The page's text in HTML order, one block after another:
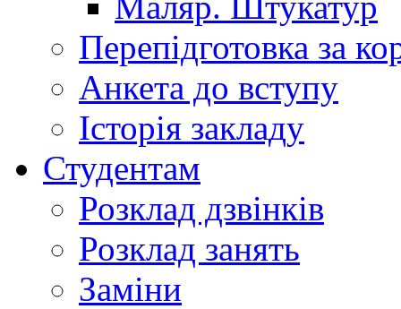
Перепідготовка за
Анкета до вступу
Історія закладу
Студентам
Розклад дзвінків
Розклад занять
Заміни